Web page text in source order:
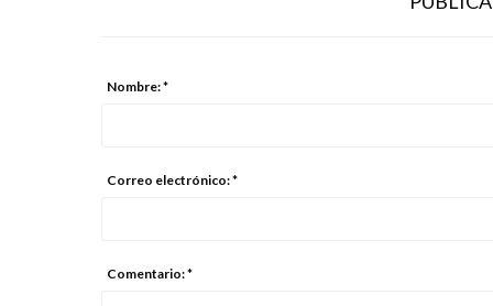
Nombre: *
Correo electrónico: *
Comentario: *